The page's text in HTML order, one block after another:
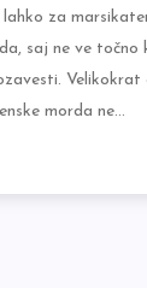
za
saj ne ve točno
Velikokrat
morda ne…